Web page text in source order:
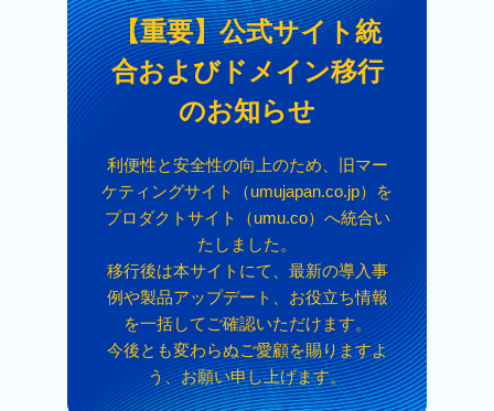
【重要】公式サイト統
合およびドメイン移行
のお知らせ
利便性と安全性の向上のため、旧マー
ケティングサイト（umujapan.co.jp）を
プロダクトサイト（umu.co）へ統合い
たしました。
移行後は本サイトにて、最新の導入事
例や製品アップデート、お役立ち情報
を一括してご確認いただけます。
今後とも変わらぬご愛顧を賜りますよ
う、お願い申し上げます。